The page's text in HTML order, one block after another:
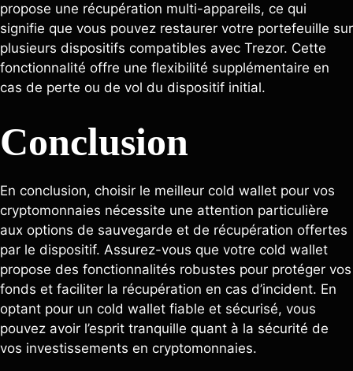
propose une récupération multi-appareils, ce qui
signifie que vous pouvez restaurer votre portefeuille sur
plusieurs dispositifs compatibles avec Trezor. Cette
fonctionnalité offre une flexibilité supplémentaire en
cas de perte ou de vol du dispositif initial.
Conclusion
En conclusion, choisir le meilleur cold wallet pour vos
cryptomonnaies nécessite une attention particulière
aux options de sauvegarde et de récupération offertes
par le dispositif. Assurez-vous que votre cold wallet
propose des fonctionnalités robustes pour protéger vos
fonds et faciliter la récupération en cas d’incident. En
optant pour un cold wallet fiable et sécurisé, vous
pouvez avoir l’esprit tranquille quant à la sécurité de
vos investissements en cryptomonnaies.